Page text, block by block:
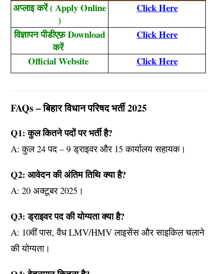
अप्लाइ करें ( Apply Online
)
Click Here
विज्ञापन पीडीएफ़ Download
करें
Click Here
Official Website Click Here
FAQs – बिहार विधान परिषद भर्ती 2025
Q1: कुल कितने पदों पर भर्ती है?
A: कुल 24 पद – 9 ड्राइवर और 15 कार्यालय सहायक।
Q2: आवेदन की अंतिम तिथि क्या है?
A: 20 अक्टूबर 2025।
Q3: ड्राइवर पद की योग्यता क्या है?
A: 10वीं पास, वैध LMV/HMV लाइसेंस और साइकिल चलाने
की योग्यता।